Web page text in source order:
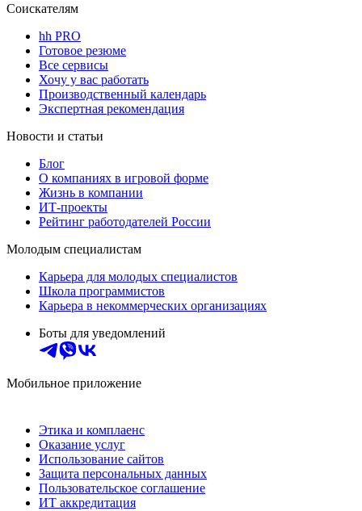
Соискателям
hh PRO
Готовое резюме
Все сервисы
Хочу у вас работать
Производственный календарь
Экспертная рекомендация
Новости и статьи
Блог
О компаниях в игровой форме
Жизнь в компании
ИТ-проекты
Рейтинг работодателей России
Молодым специалистам
Карьера для молодых специалистов
Школа программистов
Карьера в некоммерческих организациях
Боты для уведомлений
Мобильное приложение
Этика и комплаенс
Оказание услуг
Использование сайтов
Защита персональных данных
Пользовательское соглашение
ИТ аккредитация